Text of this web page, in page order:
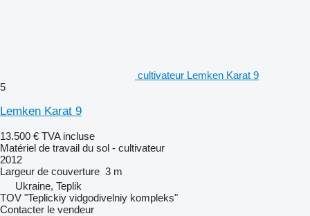
cultivateur Lemken Karat 9
5
Lemken Karat 9
13.500 € TVA incluse
Matériel de travail du sol - cultivateur
2012
Largeur de couverture 3 m
Ukraine, Teplik
TOV "Teplickiy vidgodivelniy kompleks"
Contacter le vendeur